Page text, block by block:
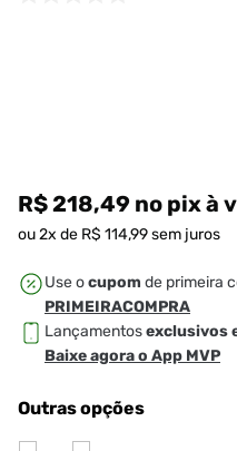
R$ 218,49 no pixà
ou2x de R$ 114,99sem juros
Use ocupom de primeira
PRIMEIRACOMPRA
Lançamentosexclusivos
Baixe agora o App MVP
Outras opções